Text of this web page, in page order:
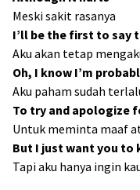
Meski sakit rasanya
I’ll be the first to say
Aku akan tetap
Oh, I know I’m
Aku paham sudah
To try and apologize
Untuk meminta maaf
But I just want you to
Tapi aku hanya ingin